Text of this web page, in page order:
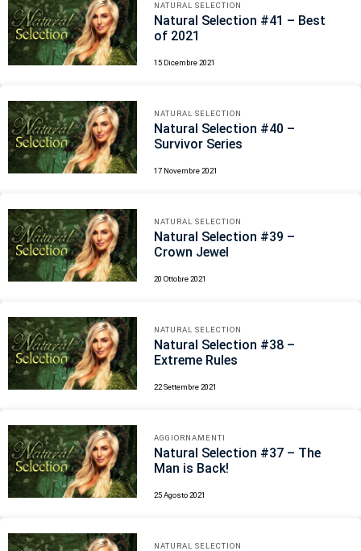
NATURAL SELECTION
Natural Selection #41 – Best
of 2021
15 Dicembre 2021
NATURAL SELECTION
Natural Selection #40 –
Survivor Series
17 Novembre 2021
NATURAL SELECTION
Natural Selection #39 –
Crown Jewel
20 Ottobre 2021
NATURAL SELECTION
Natural Selection #38 –
Extreme Rules
22 Settembre 2021
AGGIORNAMENTI
Natural Selection #37 – The
Man is Back!
25 Agosto 2021
NATURAL SELECTION